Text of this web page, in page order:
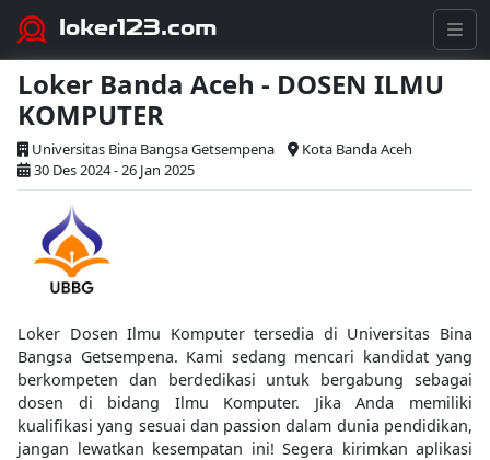
loker123.com
Loker Banda Aceh - DOSEN ILMU
KOMPUTER
Universitas Bina Bangsa Getsempena
Kota Banda Aceh
30 Des 2024 - 26 Jan 2025
Loker Dosen Ilmu Komputer tersedia di Universitas Bina
Bangsa Getsempena. Kami sedang mencari kandidat yang
berkompeten dan berdedikasi untuk bergabung sebagai
dosen di bidang Ilmu Komputer. Jika Anda memiliki
kualifikasi yang sesuai dan passion dalam dunia pendidikan,
jangan lewatkan kesempatan ini! Segera kirimkan aplikasi